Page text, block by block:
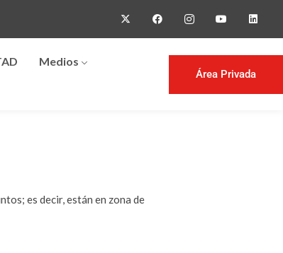
Medios
Área Privada
es decir, están en zona de